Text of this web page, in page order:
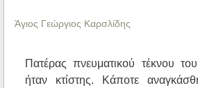
Άγιος Γεώργιος Καρσλίδης
Πατέρας πνευματικού τέκνου
ήταν κτίστης. Κάποτε